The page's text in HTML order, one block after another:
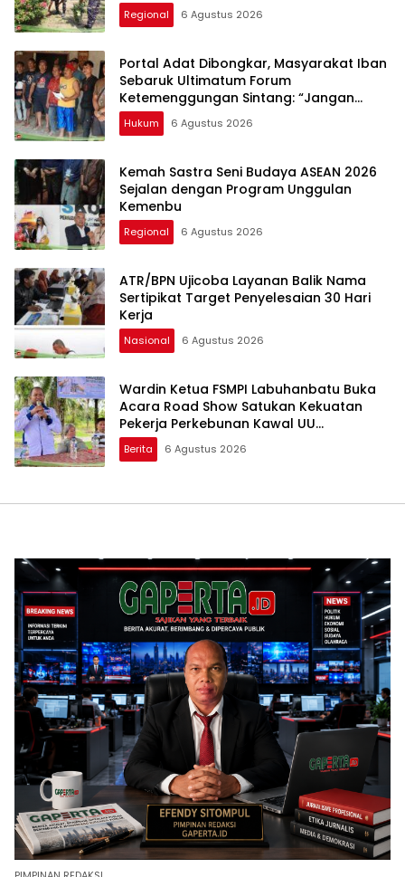
Regional 6 Agustus 2026
Portal Adat Dibongkar, Masyarakat Iban
Sebaruk Ultimatum Forum
Ketemenggungan Sintang: “Jangan
Biarkan Hukum Adat Dilecehkan”
Hukum 6 Agustus 2026
Kemah Sastra Seni Budaya ASEAN 2026
Sejalan dengan Program Unggulan
Kemenbu
Regional 6 Agustus 2026
ATR/BPN Ujicoba Layanan Balik Nama
Sertipikat Target Penyelesaian 30 Hari
Kerja
Nasional 6 Agustus 2026
Wardin Ketua FSMPI Labuhanbatu Buka
Acara Road Show Satukan Kekuatan
Pekerja Perkebunan Kawal UU
Ketenagakerjaan Baru
Berita 6 Agustus 2026